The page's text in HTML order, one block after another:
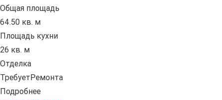
Общая площадь
64.50 кв. м
Площадь кухни
26 кв. м
Отделка
ТребуетРемонта
Подробнее